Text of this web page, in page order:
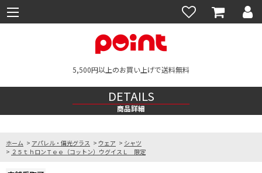
5,500円以上のお買い上げで送料無料
DETAILS
商品詳細
ホーム > アパレル・偏光グラス > ウェア > シャツ
> ２５ｔｈロンＴｅｅ（コットン）ウグイスＬ 限定